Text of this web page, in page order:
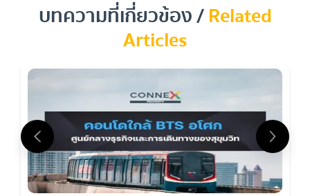
บทความที่เกี่ยวข้อง /Related
Articles